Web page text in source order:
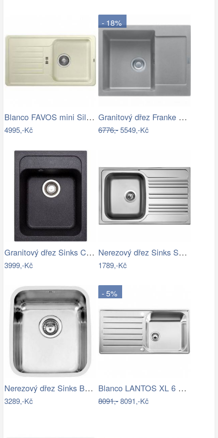
Blanco FAVOS mini Silgranit jasmín…
4995,-Kč
- 18%
Granitový dřez Franke MRG 611-62 Šedý…
6776,-5549,-Kč
Granitový dřez Sinks CLASSIC 400…
3999,-Kč
Nerezový dřez Sinks STAR 780 V 0,6mm…
1789,-Kč
Nerezový dřez Sinks BRASILIA 380 V 0…
3289,-Kč
- 5%
Blanco LANTOS XL 6 S-IF nerez…
8091,-8091,-Kč